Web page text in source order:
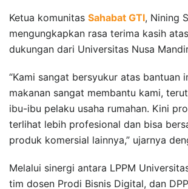
Ketua komunitas Sahabat GTI, Nining
mengungkapkan rasa terima kasih
dukungan dari Universitas Nusa
“Kami sangat bersyukur atas bantuan
makanan sangat membantu kami,
ibu-ibu pelaku usaha rumahan. Kini
terlihat lebih profesional dan bisa
produk komersial lainnya,” ujarnya
Melalui sinergi antara LPPM
tim dosen Prodi Bisnis Digital, dan